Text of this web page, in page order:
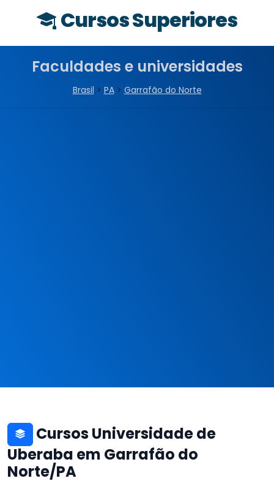
Cursos Superiores
Faculdades e universidades
Brasil > PA> Garrafão do Norte
Cursos Universidade de
Uberaba em Garrafão do
Norte/PA